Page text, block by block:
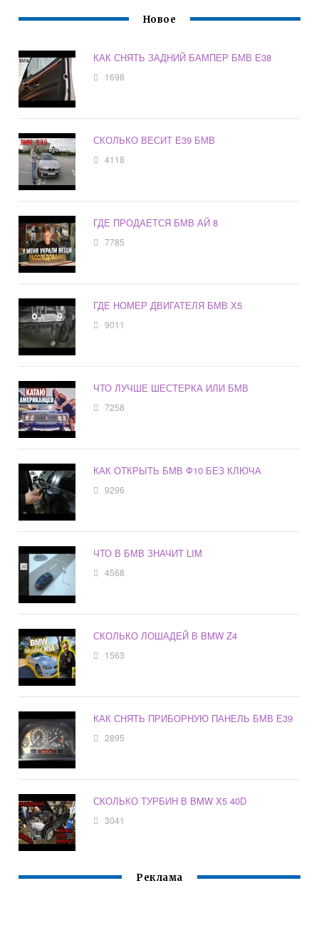
Новое
КАК СНЯТЬ ЗАДНИЙ БАМПЕР БМВ Е38
1698
СКОЛЬКО ВЕСИТ Е39 БМВ
4118
ГДЕ ПРОДАЕТСЯ БМВ АЙ 8
7785
ГДЕ НОМЕР ДВИГАТЕЛЯ БМВ Х5
9011
ЧТО ЛУЧШЕ ШЕСТЕРКА ИЛИ БМВ
7258
КАК ОТКРЫТЬ БМВ Ф10 БЕЗ КЛЮЧА
9296
ЧТО В БМВ ЗНАЧИТ LIM
4568
СКОЛЬКО ЛОШАДЕЙ В BMW Z4
1563
КАК СНЯТЬ ПРИБОРНУЮ ПАНЕЛЬ БМВ Е39
2895
СКОЛЬКО ТУРБИН В BMW X5 40D
3041
Реклама